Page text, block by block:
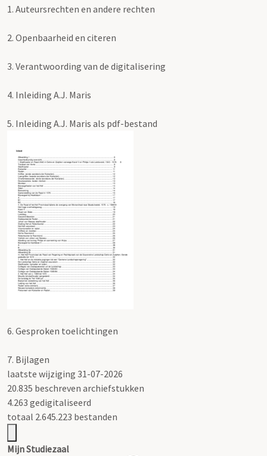
1. Auteursrechten en andere rechten
2. Openbaarheid en citeren
3. Verantwoording van de digitalisering
4. Inleiding A.J. Maris
5. Inleiding A.J. Maris als pdf-bestand
6. Gesproken toelichtingen
7. Bijlagen
laatste wijziging 31-07-2026
20.835 beschreven archiefstukken
4.263 gedigitaliseerd
totaal 2.645.223 bestanden
Mijn Studiezaal